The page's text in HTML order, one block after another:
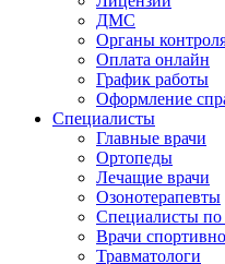
ДМС
Органы
Оплата онлайн
График работы
Оформление
Специалисты
Главные врачи
Ортопеды
Лечащие врачи
Озонотерапевты
Специалисты
Врачи
Травматологи